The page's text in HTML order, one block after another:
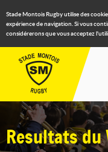
Stade Montois Rugby utilise des
expérience de navigation. Si vous
considérerons que vous acceptez
Resultats du